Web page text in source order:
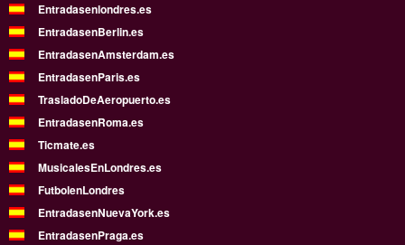
Entradasenlondres.es
EntradasenBerlin.es
EntradasenAmsterdam.es
EntradasenParis.es
TrasladoDeAeropuerto.es
EntradasenRoma.es
Ticmate.es
MusicalesEnLondres.es
FutbolenLondres
EntradasenNuevaYork.es
EntradasenPraga.es